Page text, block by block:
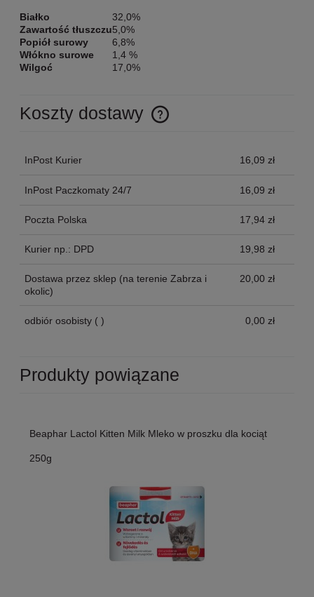
Białko
32,0%
Zawartość tłuszczu5,0%
Popiół surowy
6,8%
Włókno surowe
1,4 %
Wilgoć
17,0%
Koszty dostawy
Cena nie zawiera ewentualnych kosztów płatności
InPost Kurier 16,09 zł
InPost Paczkomaty 24/7 16,09 zł
Poczta Polska 17,94 zł
Kurier np.: DPD 19,98 zł
Dostawa przez sklep (na terenie Zabrza i
okolic)
20,00 zł
odbiór osobisty ( ) 0,00 zł
Produkty powiązane
Beaphar Lactol Kitten Milk Mleko w proszku dla kociąt
250g